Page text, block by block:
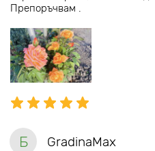
Препоръчвам .
Б GradinaMax